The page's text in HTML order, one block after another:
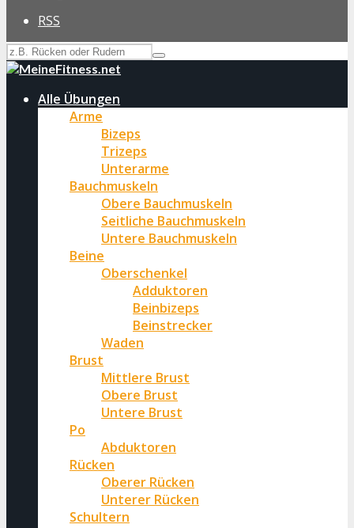
RSS
Alle Übungen
Arme
Bizeps
Trizeps
Unterarme
Bauchmuskeln
Obere Bauchmuskeln
Seitliche Bauchmuskeln
Untere Bauchmuskeln
Beine
Oberschenkel
Adduktoren
Beinbizeps
Beinstrecker
Waden
Brust
Mittlere Brust
Obere Brust
Untere Brust
Po
Abduktoren
Rücken
Oberer Rücken
Unterer Rücken
Schultern